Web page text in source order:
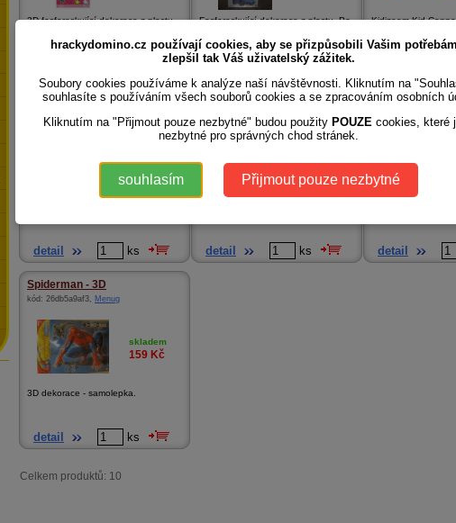
3D fosforeskující dekorace z plastu.
Fosforeskující dekorace z plastu. Po
detail ks
Kidizoom Kid
Roffle pes
detail ks
Sada - samolepek
detail ks
Spider-Man,
Fosforeskující
detail
Spiderman - 3D
kód: 26db5a9af3, Menug
skladem
159 Kč
3D dekorace - samolepka.
detail ks
Celkem produktů: 10
hrackydomino.cz používají cookies, aby se přizpůsobili Vašim
zlepšil tak Váš uživatelský zážitek.
Soubory cookies používáme k analýze naší návštěvnosti. Kliknutím na
souhlasíte s používáním všech souborů cookies a se zpracováním osobních
Kliknutím na "Přijmout pouze nezbytné" budou použity POUZE cookies, které
nezbytné pro správných chod stránek.
souhlasím Přijmout pouze nezbytné